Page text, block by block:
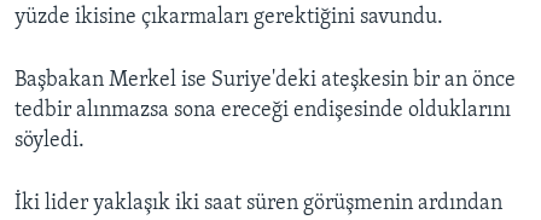
yüzde ikisine çıkarmaları gerektiğini savundu.
Başbakan Merkel ise Suriye'deki ateşkesin bir an önce
tedbir alınmazsa sona ereceği endişesinde olduklarını
söyledi.
İki lider yaklaşık iki saat süren görüşmenin ardından